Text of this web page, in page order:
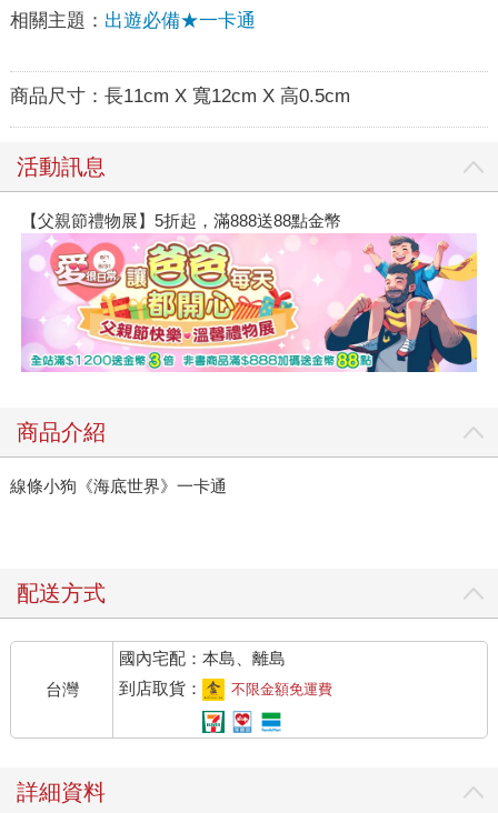
相關主題： 出遊必備★一卡通
商品尺寸： 長11cm X 寬12cm X 高0.5cm
活動訊息
【父親節禮物展】5折起，滿888送88點金幣
商品介紹
線條小狗《海底世界》一卡通
配送方式
台灣
國內宅配：本島、離島
到店取貨：
不限金額免運費
詳細資料